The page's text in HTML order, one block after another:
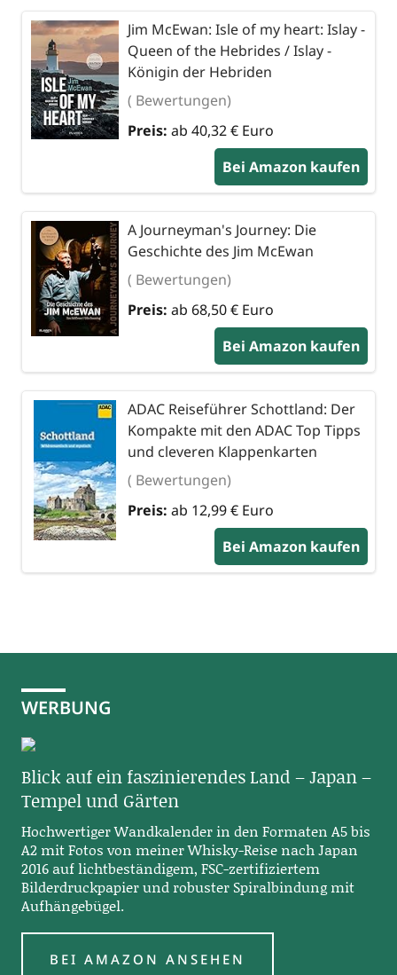
Jim McEwan: Isle of my heart: Islay -
Queen of the Hebrides / Islay -
Königin der Hebriden
( Bewertungen)
Preis: ab 40,32 € Euro
Bei Amazon kaufen
A Journeyman's Journey: Die
Geschichte des Jim McEwan
( Bewertungen)
Preis: ab 68,50 € Euro
Bei Amazon kaufen
ADAC Reiseführer Schottland: Der
Kompakte mit den ADAC Top Tipps
und cleveren Klappenkarten
( Bewertungen)
Preis: ab 12,99 € Euro
Bei Amazon kaufen
WERBUNG
Blick auf ein faszinierendes Land – Japan –
Tempel und Gärten
Hochwertiger Wandkalender in den Formaten A5 bis
A2 mit Fotos von meiner Whisky-Reise nach Japan
2016 auf lichtbeständigem, FSC-zertifiziertem
Bilderdruckpapier und robuster Spiralbindung mit
Aufhängebügel.
BEI AMAZON ANSEHEN